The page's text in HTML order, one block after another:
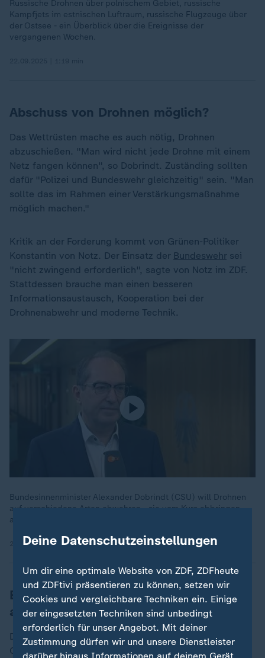
Russische Drohnen über polnischem Gebiet, russische
Kampfjets im estnischen Luftraum, russische Flugzeuge über
der Ostsee - ein Überblick über die Ereignisse der
vergangenen Wochen.
Abschuss von Drohnen möglich?
Das Wettrüsten mache es auch nötig, Drohnen
abzuschießen. "Man wird nicht jede Drohne mit einem
Netz fangen können", so Dobrindt. Zuständing sollten
dafür "Polizei und Bundeswehr gleichzeitig" sein. "Man
sollte das im Rahmen einer Verstärkungsmaßnahme
möglich machen."
Kritik an der Forderung kommt von Grünen-Politiker
Konstantin von Notz. Der Einsatz der Bundeswehr sei
"nicht zwingend erforderlich", sagte von Notz im ZDF.
Stattdessen brauche man einen besseren
Informationsaustausch, Kooperation bei der
Drohnenabwehr und moderne Technik.
Bundesinnenminister Alexander Dobrindt (CSU) will Drohnen
auf verschiedene Arten abwehren - sie vom Kurs abbringen,
abfangen oder "vom Himmel holen", also auch abschießen.
23.09.2025 | 0:36 min
Expertin sieht Deutschland schlecht
aufgestellt
Die Verteidigungsexpertin Ulrike Franke vom European
Council on Foreign Relations sieht Deutschland
Deine Datenschutzeinstellungen
Um dir eine optimale Website von ZDF, ZDFheute
und ZDFtivi präsentieren zu können, setzen wir
Cookies und vergleichbare Techniken ein. Einige
der eingesetzten Techniken sind unbedingt
erforderlich für unser Angebot. Mit deiner
Zustimmung dürfen wir und unsere Dienstleister
darüber hinaus Informationen auf deinem Gerät